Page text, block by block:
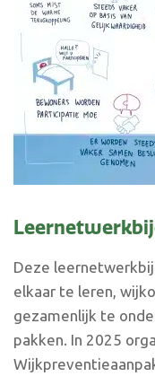
Deze
elkaar te leren,
gezamenlijk te
pakken. In 2025